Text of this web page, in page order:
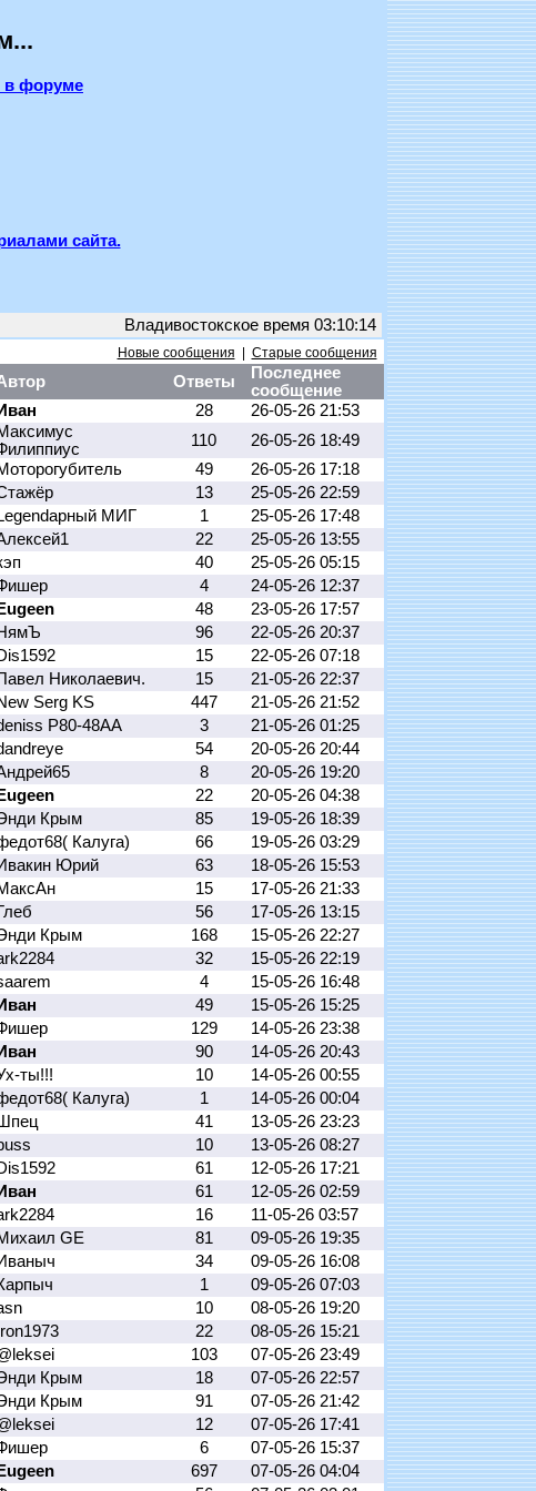
в форуме
сайта.
Владивостокское время 03:10:14
Новые сообщения Старые сообщения
Ответы
Последнее
сообщение
28
26-05-26 21:53
110
26-05-26 18:49
49
26-05-26 17:18
13
25-05-26 22:59
Legendарный МИГ 1
25-05-26 17:48
22
25-05-26 13:55
40
25-05-26 05:15
4
24-05-26 12:37
Eugeen 48
23-05-26 17:57
96
22-05-26 20:37
15
22-05-26 07:18
Николаевич. 15
21-05-26 22:37
Serg KS 447
21-05-26 21:52
Р80-48АА 3
21-05-26 01:25
54
20-05-26 20:44
8
20-05-26 19:20
Eugeen 22
20-05-26 04:38
Крым 85
19-05-26 18:39
Калуга) 66
19-05-26 03:29
Юрий 63
18-05-26 15:53
15
17-05-26 21:33
56
17-05-26 13:15
Крым 168
15-05-26 22:27
32
15-05-26 22:19
4
15-05-26 16:48
49
15-05-26 15:25
129
14-05-26 23:38
90
14-05-26 20:43
ты!!! 10
14-05-26 00:55
Калуга) 1
14-05-26 00:04
Шпец 41
13-05-26 23:23
10
13-05-26 08:27
61
12-05-26 17:21
61
12-05-26 02:59
16
11-05-26 03:57
GE 81
09-05-26 19:35
34
09-05-26 16:08
1
09-05-26 07:03
10
08-05-26 19:20
Iron1973 22
08-05-26 15:21
103
07-05-26 23:49
Крым 18
07-05-26 22:57
Крым 91
07-05-26 21:42
12
07-05-26 17:41
6
07-05-26 15:37
Eugeen 697
07-05-26 04:04